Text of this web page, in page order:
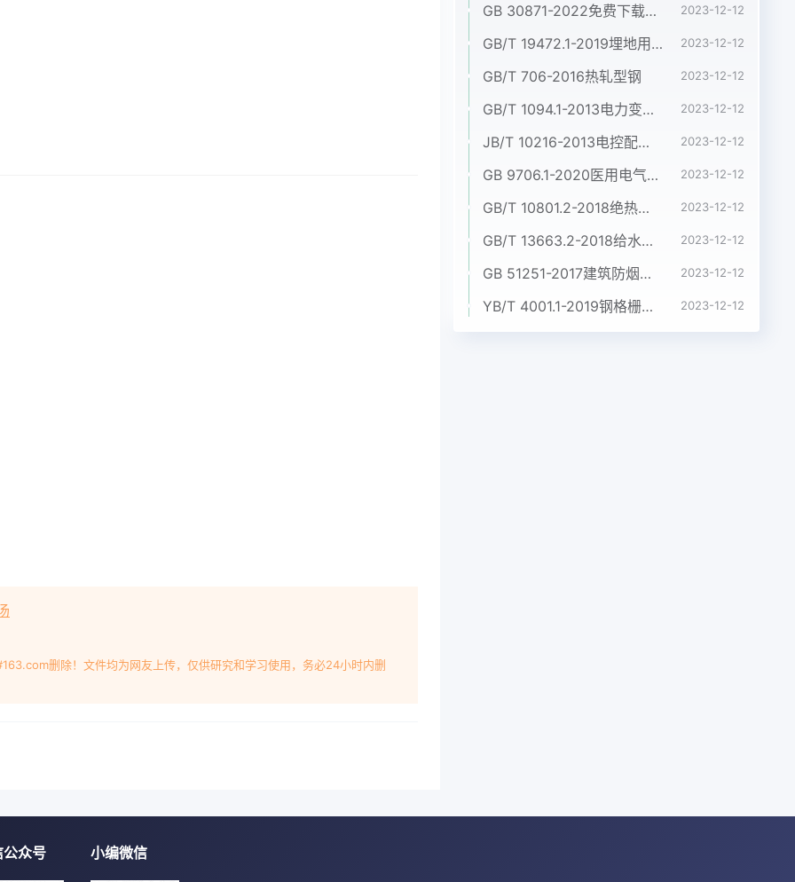
删除！文件均为网友上传，仅供研究和学习使用，务必24小时内删
GB 30871-2022免费下载危险化学品企业特殊作业安全规范 2023-12-12
GB/T 19472.1-2019埋地用聚乙烯(PE)结构壁管道系统 第1部分:聚乙烯双壁波纹管材 2023-12-12
GB/T 706-2016热轧型钢 2023-12-12
GB/T 1094.1-2013电力变压器 第1部分:总则 2023-12-12
JB/T 10216-2013电控配电用电缆桥架 2023-12-12
GB 9706.1-2020医用电气设备 第1部分:基本安全和基本性能的通用要求 2023-12-12
GB/T 10801.2-2018绝热用挤塑聚苯乙烯泡沫塑料(XPS) 2023-12-12
GB/T 13663.2-2018给水用聚乙烯(PE)管道系统 第2部分:管材 2023-12-12
GB 51251-2017建筑防烟排烟系统技术标准 2023-12-12
YB/T 4001.1-2019钢格栅板及配套件 第1部分:钢格栅板 2023-12-12
公众号 小编微信